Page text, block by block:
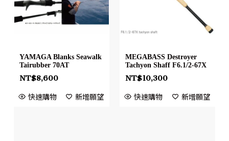
YAMAGA Blanks Seawalk
Tairubber 70AT
NT$8,600
快速購物 新增願望
MEGABASS Destroyer
Tachyon Shaff F6.1/2-67X
NT$10,300
快速購物 新增願望